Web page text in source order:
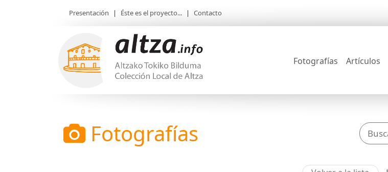
Presentación | Éste es el proyecto... | Contacto
Fotografías Artículos
Fotografías